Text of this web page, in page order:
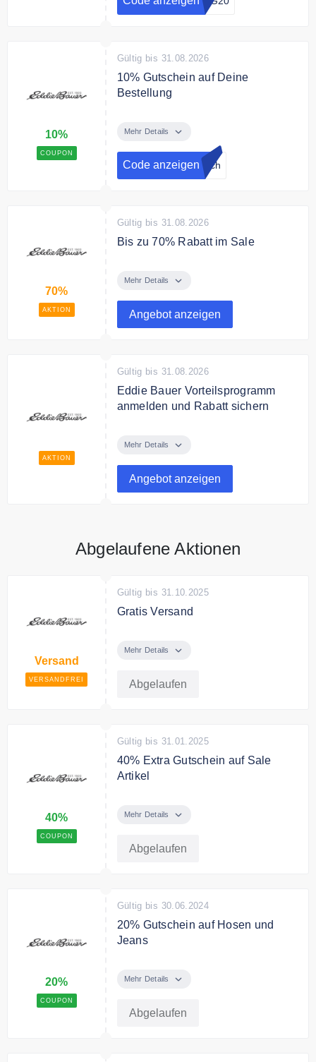
10%
COUPON
Gültig bis 31.08.2026
10% Gutschein auf Deine
Bestellung
Vorteilsprogramm an und erhalte
sofort einen 3% Rabatt. Gold Level
Kunden erhalten automatisch
einen 10% Rabatt
Mehr Details
Code anzeigen isch
70%
AKTION
Gültig bis 31.08.2026
Bis zu 70% Rabatt im Sale
Eddie Bauer
Mehr Details
Angebot anzeigen
AKTION
Gültig bis 31.08.2026
Eddie Bauer Vorteilsprogramm
anmelden und Rabatt sichern
Vorteilsprogramm an und sichere
Mehr Details
Angebot anzeigen
Abgelaufene Aktionen
Versand
VERSANDFREI
Gültig bis 31.10.2025
Gratis Versand
Kunden. Jetzt Vorteilsprogramm
Mehr Details
Abgelaufen
40%
COUPON
Gültig bis 31.01.2025
40% Extra Gutschein auf Sale
Artikel
Extra Rabatt auf Sale Artikel.
Mehr Details
Abgelaufen
20%
COUPON
Gültig bis 30.06.2024
20% Gutschein auf Hosen und
Jeans
Jeans
Mehr Details
Abgelaufen